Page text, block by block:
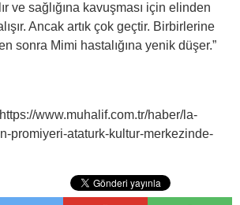
ve sağlığına kavuşması için elinden
Ancak artık çok geçtir. Birbirlerine
sonra Mimi hastalığına yenik düşer.”
www.muhalif.com.tr/haber/la-
promiyeri-ataturk-kultur-merkezinde-